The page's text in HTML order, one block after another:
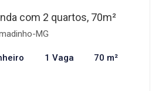
com 2 quartos, 70m²
MG
1 Vaga 70 m²